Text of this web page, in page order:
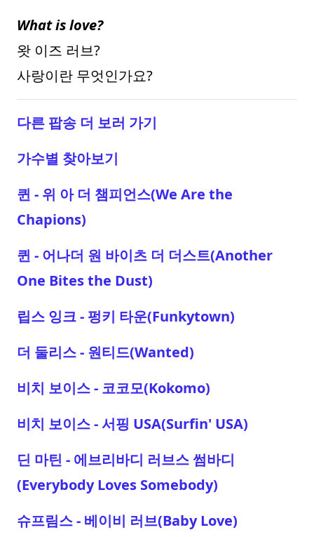
What is love?
왓 이즈 러브?
사랑이란 무엇인가요?
다른 팝송 더 보러 가기
가수별 찾아보기
퀸 - 위 아 더 챔피언스(We Are the
Chapions)
퀸 - 어나더 원 바이츠 더 더스트(Another
One Bites the Dust)
립스 잉크 - 펑키 타운(Funkytown)
더 둘리스 - 원티드(Wanted)
비치 보이스 - 코코모(Kokomo)
비치 보이스 - 서핑 USA(Surfin' USA)
딘 마틴 - 에브리바디 러브스 썸바디
(Everybody Loves Somebody)
슈프림스 - 베이비 러브(Baby Love)